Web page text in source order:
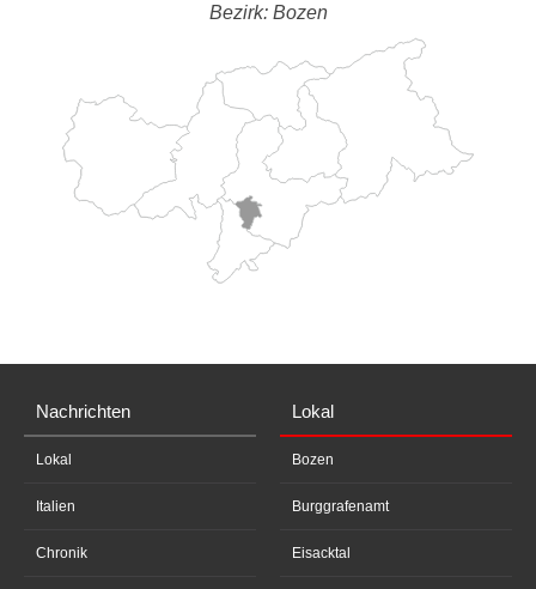
Bezirk: Bozen
Nachrichten
Lokal
Italien
Chronik
Lokal
Bozen
Burggrafenamt
Eisacktal